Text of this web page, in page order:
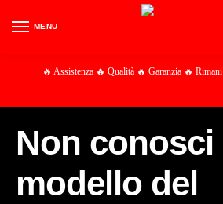
MENU
🔥 Assistenza 🔥 Qualità 🔥 Garanzia 🔥
Non conosci
modello del